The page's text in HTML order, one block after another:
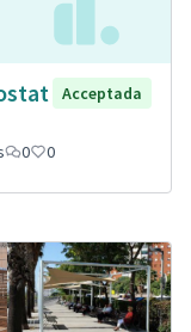
Acceptada
0 0